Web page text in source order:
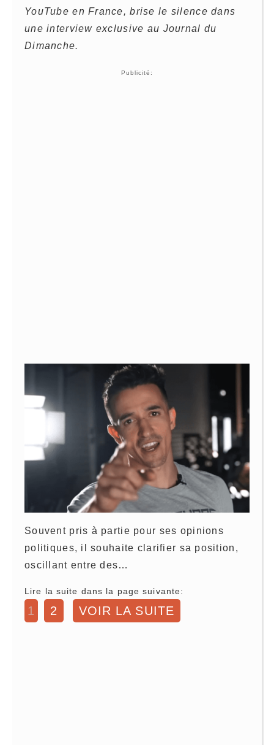
YouTube en France, brise le silence dans
une interview exclusive au Journal du
Dimanche.
Publicité:
Souvent pris à partie pour ses opinions
politiques, il souhaite clarifier sa position,
oscillant entre des…
Lire la suite dans la page suivante:
1 2 VOIR LA SUITE